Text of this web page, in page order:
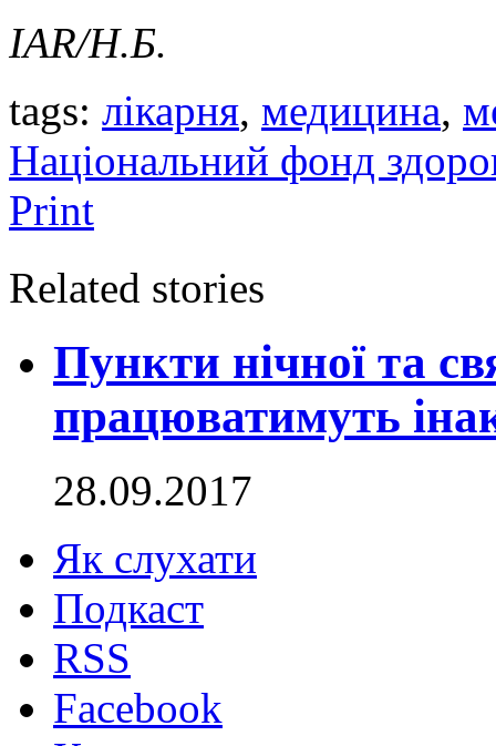
IAR/Н.Б.
tags: лікарня, медицина,
Національний фонд
Print
Related stories
Пункти нічної та
працюватимуть
28.09.2017
Як слухати
Подкаст
RSS
Facebook